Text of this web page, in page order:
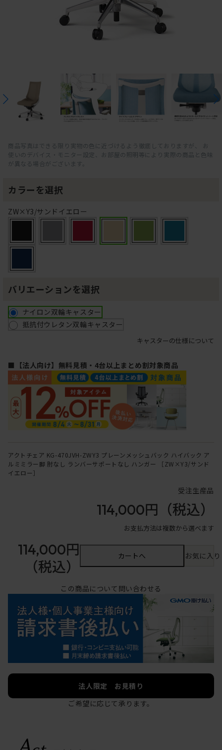
商品写真はできる限り実物の色に近づけるよう徹底しておりますが、 お
使いのデバイス・モニター設定、お部屋の照明等により実際の商品と色味
が異なる場合がございます。
カラーを選択
ZW×Y3/サンドイエロー
バリエーションを選択
ナイロン双輪キャスター
抵抗付ウレタン双輪キャスター
キャスターの仕様について
■【法人向け】無料見積・4台以上まとめ割対象商品
アクトチェア KG-470JVH-ZWY3 プレーンメッシュバック ハイバック ア
ルミミラー脚 肘なし ランバーサポートなし ハンガー ［ZW×Y3/サンド
イエロー］
受注生産品
114,000円 （税込）
お支払方法は複数から選べます
114,000円
（税込）
カートへ お気に入
この商品について問い合わせる
法人限定 お見積り
ご希望に応じて承ります。